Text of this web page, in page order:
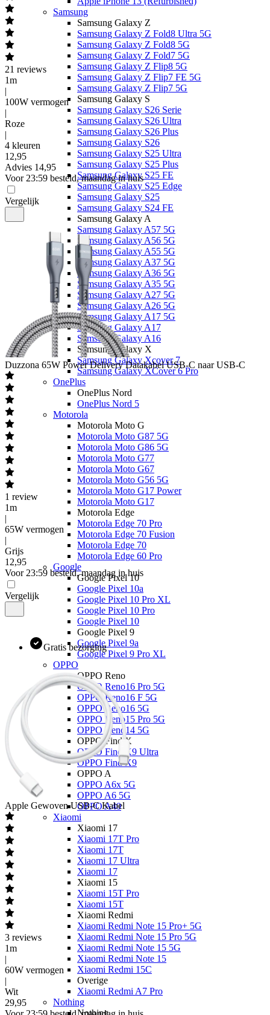
Samsung
Samsung Galaxy Z
Samsung Galaxy Z Fold8 Ultra 5G
Samsung Galaxy Z Fold8 5G
Samsung Galaxy Z Fold7 5G
Samsung Galaxy Z Flip8 5G
Samsung Galaxy Z Flip7 FE 5G
Samsung Galaxy Z Flip7 5G
Samsung Galaxy S
Samsung Galaxy S26 Serie
Samsung Galaxy S26 Ultra
Samsung Galaxy S26 Plus
Samsung Galaxy S26
Samsung Galaxy S25 Ultra
Samsung Galaxy S25 Plus
Samsung Galaxy S25 FE
Samsung Galaxy S25 Edge
Samsung Galaxy S25
Samsung Galaxy S24 FE
Samsung Galaxy A
Samsung Galaxy A57 5G
Samsung Galaxy A56 5G
Samsung Galaxy A55 5G
Samsung Galaxy A37 5G
Samsung Galaxy A36 5G
Samsung Galaxy A35 5G
Samsung Galaxy A27 5G
Samsung Galaxy A26 5G
Samsung Galaxy A17 5G
Samsung Galaxy A17
Samsung Galaxy A16
Samsung Galaxy X
Samsung Galaxy Xcover 7
Samsung Galaxy XCover 6 Pro
OnePlus
OnePlus Nord
OnePlus Nord 5
Motorola
Motorola Moto G
Motorola Moto G87 5G
Motorola Moto G86 5G
Motorola Moto G77
Motorola Moto G67
Motorola Moto G56 5G
Motorola Moto G17 Power
Motorola Moto G17
Motorola Edge
Motorola Edge 70 Pro
Motorola Edge 70 Fusion
Motorola Edge 70
Motorola Edge 60 Pro
Google
Google Pixel 10
Google Pixel 10a
Google Pixel 10 Pro XL
Google Pixel 10 Pro
Google Pixel 10
Google Pixel 9
Google Pixel 9a
Google Pixel 9 Pro XL
OPPO
OPPO Reno
OPPO Reno16 Pro 5G
OPPO Reno16 F 5G
OPPO Reno16 5G
OPPO Reno15 Pro 5G
OPPO Reno14 5G
OPPO Find X
OPPO Find X9 Ultra
OPPO Find X9
OPPO A
OPPO A6x 5G
OPPO A6 5G
OPPO A40
Xiaomi
Xiaomi 17
Xiaomi 17T Pro
Xiaomi 17T
Xiaomi 17 Ultra
Xiaomi 17
Xiaomi 15
Xiaomi 15T Pro
Xiaomi 15T
Xiaomi Redmi
Xiaomi Redmi Note 15 Pro+ 5G
Xiaomi Redmi Note 15 Pro 5G
Xiaomi Redmi Note 15 5G
Xiaomi Redmi Note 15
Xiaomi Redmi 15C
Overige
Xiaomi Redmi A7 Pro
Nothing
Nothing
21 reviews
1m
|
100W vermogen
|
Roze
|
4 kleuren
12,95
Advies 14,95
Voor 23:59 besteld, maandag in huis
Vergelijk
Duzzona 65W Power Delivery Datakabel USB-C naar USB-C
1 review
1m
|
65W vermogen
|
Grijs
12,95
Voor 23:59 besteld, maandag in huis
Vergelijk
Gratis bezorging
Apple Gewoven USB-C Kabel
3 reviews
1m
|
60W vermogen
|
Wit
29,95